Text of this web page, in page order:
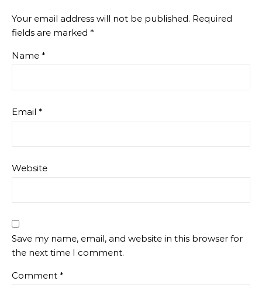
Your email address will not be published. Required
fields are marked *
Name *
Email *
Website
Save my name, email, and website in this browser for
the next time I comment.
Comment *